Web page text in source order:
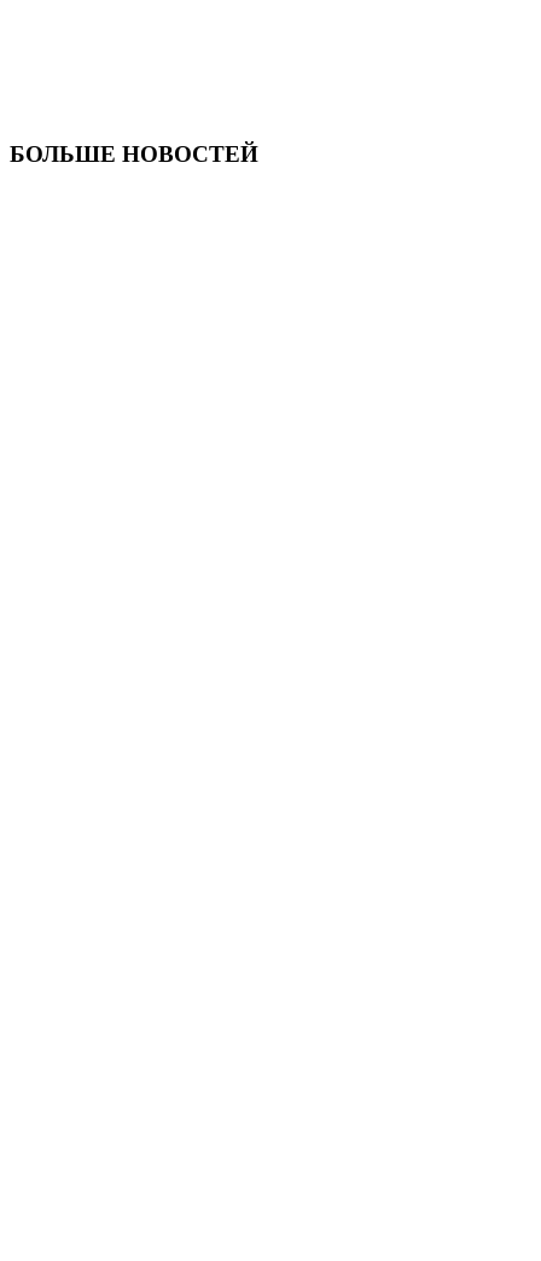
БОЛЬШЕ НОВОСТЕЙ